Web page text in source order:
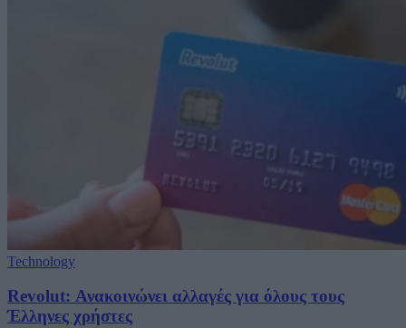
Technology
Revolut: Ανακοινώνει αλλαγές για όλους τους
Έλληνες χρήστες